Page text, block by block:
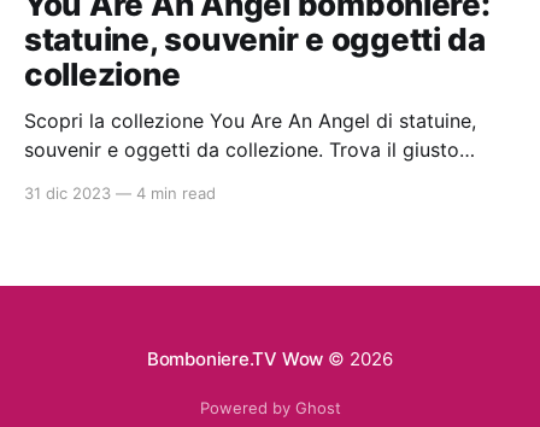
statuine, souvenir e oggetti da
collezione
Scopri la collezione You Are An Angel di statuine,
souvenir e oggetti da collezione. Trova il giusto
31 dic 2023 — 4 min read
Bomboniere.TV Wow © 2026
Powered by Ghost